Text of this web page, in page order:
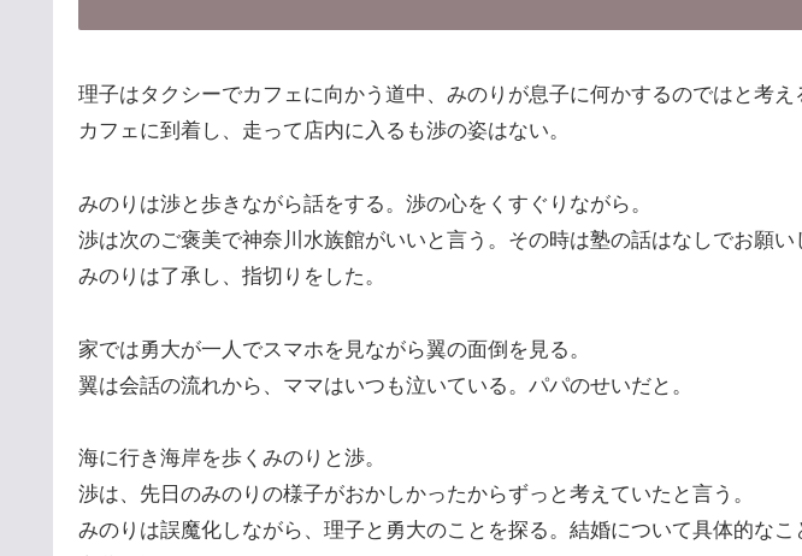
理子はタクシーでカフェに向かう道中、みのりが息子に何かするのではと考え
カフェに到着し、走って店内に入るも渉の姿はない。
みのりは渉と歩きながら話をする。渉の心をくすぐりながら。
渉は次のご褒美で神奈川水族館がいいと言う。その時は塾の話はなしでお願い
みのりは了承し、指切りをした。
家では勇大が一人でスマホを見ながら翼の面倒を見る。
翼は会話の流れから、ママはいつも泣いている。パパのせいだと。
海に行き海岸を歩くみのりと渉。
渉は、先日のみのりの様子がおかしかったからずっと考えていたと言う。
みのりは誤魔化しながら、理子と勇大のことを探る。結婚について具体的なこ